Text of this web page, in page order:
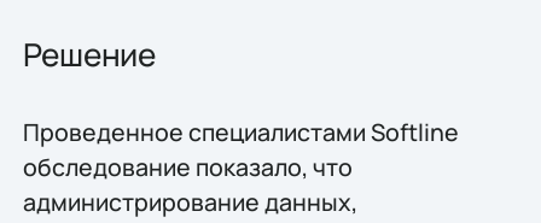
Решение
Проведенное специалистами Softline
обследование показало, что
администрирование данных,